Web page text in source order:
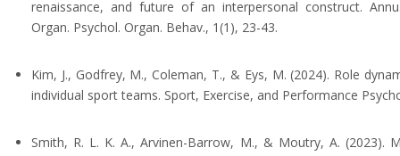
renaissance, and future of an interpersonal construct.
Organ. Psychol. Organ. Behav., 1(1), 23-43.
Kim, J., Godfrey, M., Coleman, T., & Eys, M. (2024). Role
individual sport teams. Sport, Exercise, and Performance
Smith, R. L. K. A., Arvinen-Barrow, M., & Moutry, A. (2023).